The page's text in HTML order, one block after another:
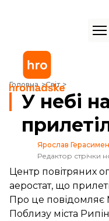
Головна Світ
У небі над Польщею
У небі
Ярослав
Редактор стрічки
Центр повітряних
аеростат, що
Про це повідомляє
Поблизу міста